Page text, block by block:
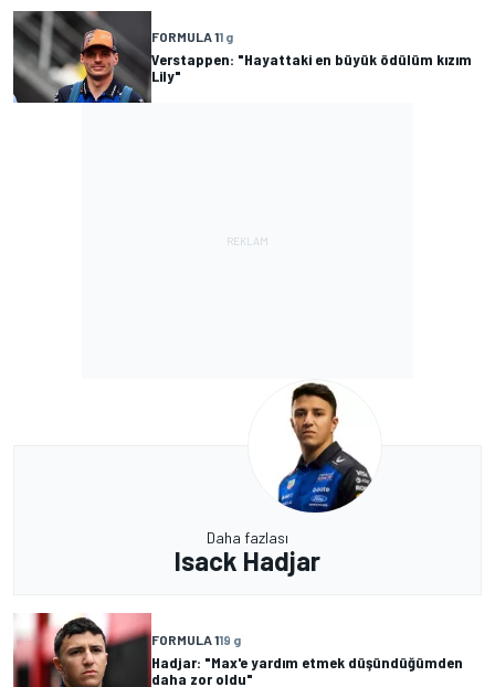
FORMULA 11 g
Verstappen: "Hayattaki en büyük ödülüm kızım
Lily"
Daha fazlası
Isack Hadjar
FORMULA 119 g
Hadjar: "Max'e yardım etmek düşündüğümden
daha zor oldu"